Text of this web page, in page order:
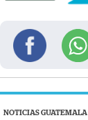
NOTICIAS GUATEMALA